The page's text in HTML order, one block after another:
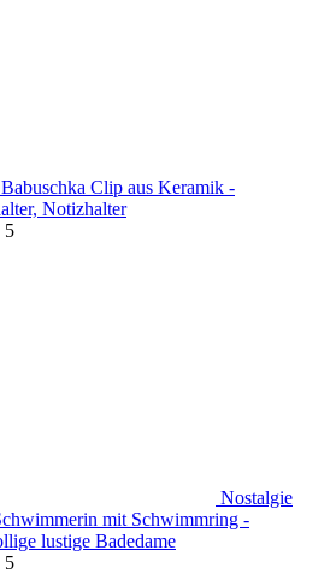
Clip aus Keramik -
Notizhalter
5
Nostalgie
mit Schwimmring -
lustige Badedame
5